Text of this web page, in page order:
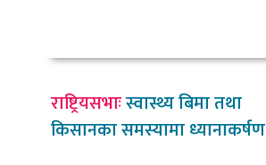
राष्ट्रियसभाःस्वास्थ्य बिमा तथा
किसानका समस्यामा ध्यानाकर्षण